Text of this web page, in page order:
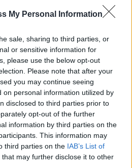
My Personal Information
sale, sharing to third parties, or
or sensitive information for
please use the below opt-out
Please note that after your
you may continue seeing
on personal information utilized by
disclosed to third parties prior to
opt-out of the further
information by third parties on the
This information may
third parties on the IAB’s List of
that may further disclose it to other